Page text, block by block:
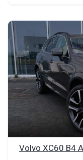
Volvo XC60 B4